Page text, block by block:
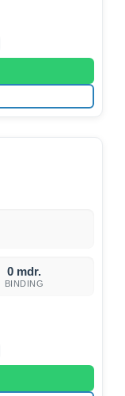
0 mdr.
BINDING